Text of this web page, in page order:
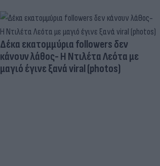
Δέκα εκατομμύρια followers δεν
κάνουν λάθος- Η Ντιλέτα Λεότα με
μαγιό έγινε ξανά viral (photos)